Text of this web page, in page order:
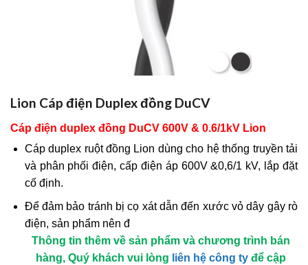
Lion Cáp điện Duplex đồng DuCV
Cáp điện duplex đồng DuCV 600V & 0.6/1kV Lion
Cáp duplex ruột đồng Lion dùng cho hệ thống truyền tải
và phân phối điện, cấp điện áp 600V &0,6/1 kV, lắp đặt
cố định.
Để đảm bảo tránh bị cọ xát dẫn đến xước vỏ dây gây rò
điện, sản phẩm nên đ
Thông tin thêm về sản phẩm và chương trình bán
hàng, Quý khách vui lòng liên hệ công ty để cập